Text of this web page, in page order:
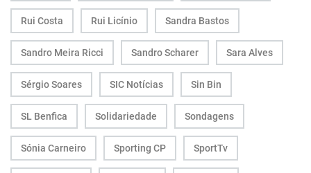
Rui Costa Rui Licínio Sandra Bastos
Sandro Meira Ricci Sandro Scharer Sara Alves
Sérgio Soares SIC Notícias Sin Bin
SL Benfica Solidariedade Sondagens
Sónia Carneiro Sporting CP SportTv